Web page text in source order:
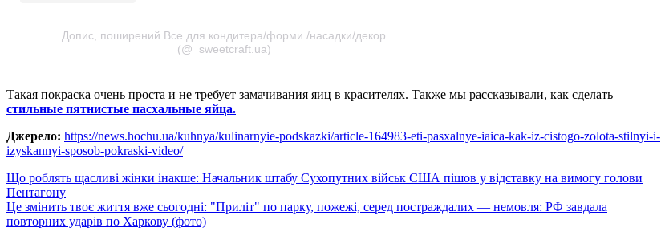
Допис, поширений Все для кондитера/форми /насадки/декор
(@_sweetcraft.ua)
Такая покраска очень проста и не требует замачивания яиц в красителях. Также мы рассказывали, как сделать
стильные пятнистые пасхальные яйца.
Джерело: https://news.hochu.ua/kuhnya/kulinarnyie-podskazki/article-164983-eti-pasxalnye-iaica-kak-iz-cistogo-zolota-stilnyi-i-
izyskannyi-sposob-pokraski-video/
Навигация
по
записям
Що роблять щасливі жінки інакше: Начальник штабу Сухопутних військ США пішов у відставку на вимогу голови
Пентагону
Це змінить твоє життя вже сьогодні: "Приліт" по парку, пожежі, серед постраждалих — немовля: РФ завдала
повторних ударів по Харкову (фото)